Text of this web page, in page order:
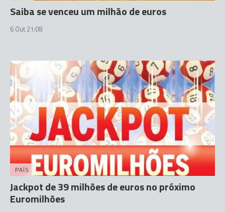
Saiba se venceu um milhão de euros
6 Out 21:08
PAÍS
Jackpot de 39 milhões de euros no próximo
Euromilhões